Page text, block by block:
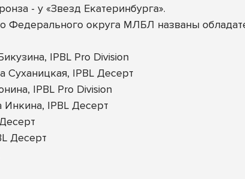
- у «Звезд Екатеринбурга».
Федерального округа МЛБЛ названы
IPBL Pro Division
IPBL Десерт
IPBL Pro Division
IPBL Десерт
Десерт